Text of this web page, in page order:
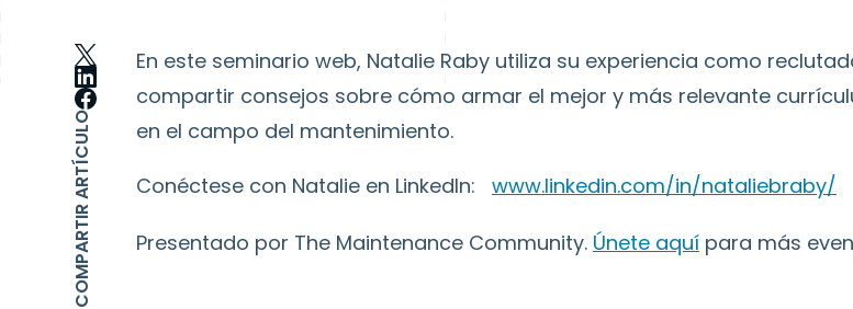
COMPARTIR ARTÍCULO
En este seminario web, Natalie Raby utiliza su experiencia como
compartir consejos sobre cómo armar el mejor y más relevante
en el campo del mantenimiento.
Conéctese con Natalie en LinkedIn:
www.linkedin.com/in/nataliebraby/
Presentado por The Maintenance Community. Únete aquí para más